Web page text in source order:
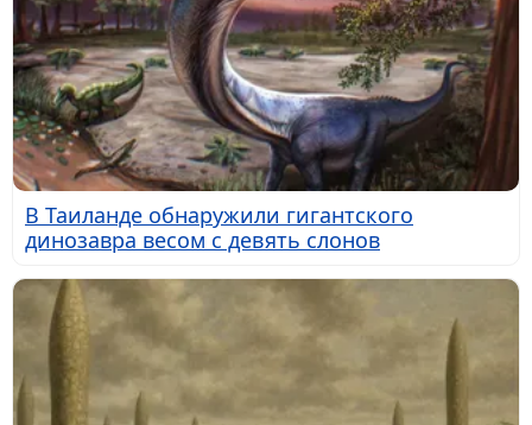
В Таиланде обнаружили гигантского
динозавра весом с девять слонов